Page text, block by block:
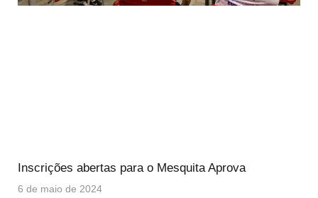
Inscrições abertas para o Mesquita Aprova
6 de maio de 2024